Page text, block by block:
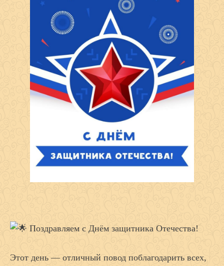
Поздравляем с Днём защитника Отечества!
Этот день — отличный повод поблагодарить всех,